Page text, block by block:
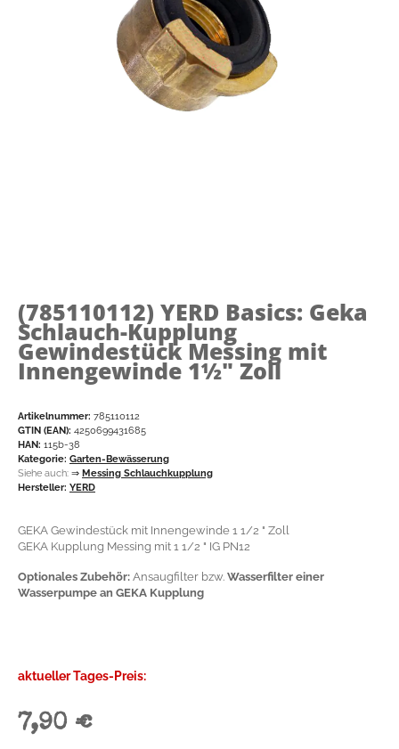
(785110112) YERD Basics: Geka
Schlauch-Kupplung
Gewindestück Messing mit
Innengewinde 1½" Zoll
Artikelnummer: 785110112
GTIN (EAN): 4250699431685
HAN: 115b-38
Kategorie: Garten-Bewässerung
Siehe auch: ⇒ Messing Schlauchkupplung
Hersteller: YERD
GEKA Gewindestück mit Innengewinde 1 1/2 " Zoll
GEKA Kupplung Messing mit 1 1/2 " IG PN12
Optionales Zubehör: Ansaugfilter bzw. Wasserfilter einer
Wasserpumpe an GEKA Kupplung
aktueller Tages-Preis:
7,90 €